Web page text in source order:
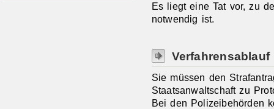
Es liegt eine Tat vor, zu
notwendig ist.
Verfahrensablauf
Sie müssen den
Staatsanwaltschaft zu
Bei den Polizeibehörden